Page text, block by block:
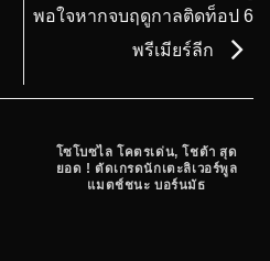
พอใจหากจบฤดูกาลติดท็อป 6
พรีเมียร์ลีก
โซโบซไล โคตรเด่น, โชต้า สุด
ยอด ! ตัดเกรดนักเตะลิเวอร์พูล
แมตช์ชนะ บอร์นมัธ